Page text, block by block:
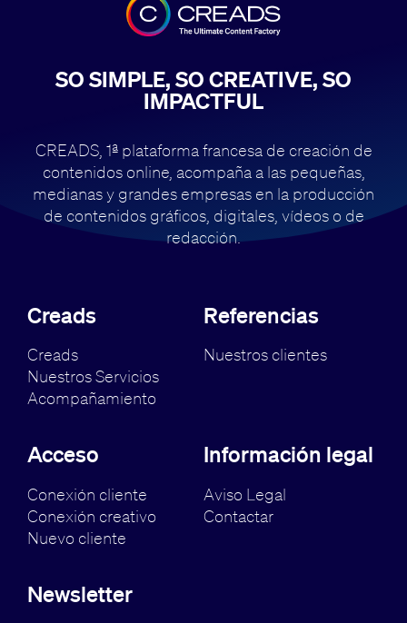
SO SIMPLE, SO CREATIVE, SO
IMPACTFUL
CREADS, 1ª plataforma francesa de creación de
contenidos online, acompaña a las pequeñas,
medianas y grandes empresas en la producción
de contenidosgráficos, digitales, vídeos o de
redacción.
Creads
Creads
Nuestros Servicios
Acompañamiento
Referencias
Nuestros clientes
Acceso
Conexión cliente
Conexión creativo
Nuevo cliente
Información legal
Aviso Legal
Contactar
Newsletter